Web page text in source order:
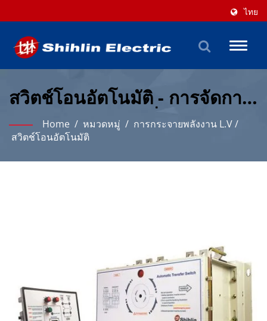
ไทย
Toggle
สวิตช์โอนอัตโนมัติ - การจัดการ
พลังงานจากแหล่งที่มาสองแหล่ง
อย่างไร้รอยต่อ
Home / หมวดหมู่ / การกระจายพลังงาน L.V/
สวิตช์โอนอัตโนมัติ